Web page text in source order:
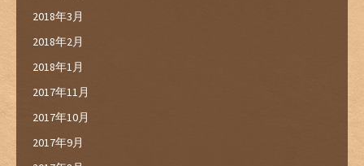
2018年3月
2018年2月
2018年1月
2017年11月
2017年10月
2017年9月